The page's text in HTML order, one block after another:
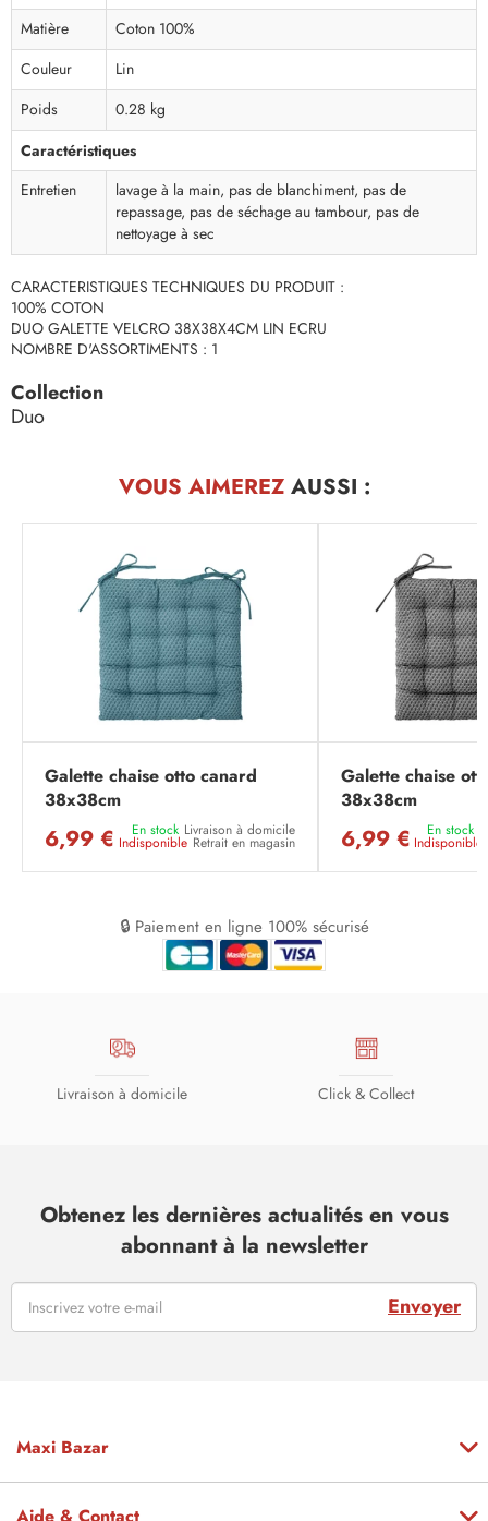
Matière
Coton 100%
Couleur
Lin
Poids
0.28 kg
Caractéristiques
Entretien
lavage à la main, pas de blanchiment, pas de
repassage, pas de séchage au tambour, pas de
nettoyage à sec
CARACTERISTIQUES TECHNIQUES DU PRODUIT :
100% COTON
DUO GALETTE VELCRO 38X38X4CM LIN ECRU
NOMBRE D'ASSORTIMENTS : 1
Collection
Duo
VOUS AIMEREZAUSSI :
Galette chaise otto canard
38x38cm
6,99 € En stock Livraison à domicile
Indisponible Retrait en magasin
Galette chaise
38x38cm
6,99 € En stock
Indisponible
🔒 Paiement en ligne 100% sécurisé
Livraison à domicile Click & Collect
Obtenez les dernières actualités en vous
abonnant à la newsletter
Envoyer
Maxi Bazar